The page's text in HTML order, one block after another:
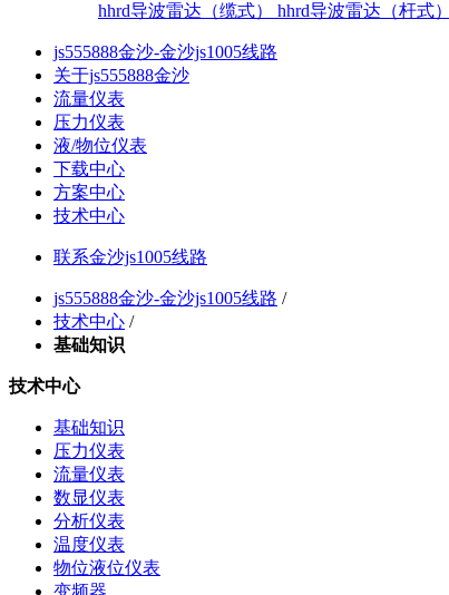
hhrd导波雷达（缆式） hhrd导波雷达（杆式）
js555888金沙-金沙js1005线路
关于js555888金沙
流量仪表
压力仪表
液/物位仪表
下载中心
方案中心
技术中心
联系金沙js1005线路
js555888金沙-金沙js1005线路 /
技术中心 /
基础知识
技术中心
基础知识
压力仪表
流量仪表
数显仪表
分析仪表
温度仪表
物位液位仪表
变频器